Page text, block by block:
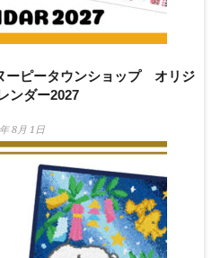
ーピータウンショップ オリジ
ンダー2027
8月 1日